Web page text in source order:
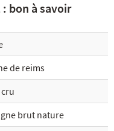
bon à savoir
de reims
brut nature